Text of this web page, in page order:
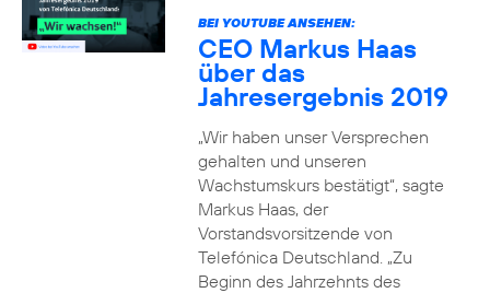
BEI YOUTUBE ANSEHEN:
CEO Markus Haas
über das
Jahresergebnis 2019
„Wir haben unser Versprechen
gehalten und unseren
Wachstumskurs bestätigt“, sagte
Markus Haas, der
Vorstandsvorsitzende von
Telefónica Deutschland. „Zu
Beginn des Jahrzehnts des